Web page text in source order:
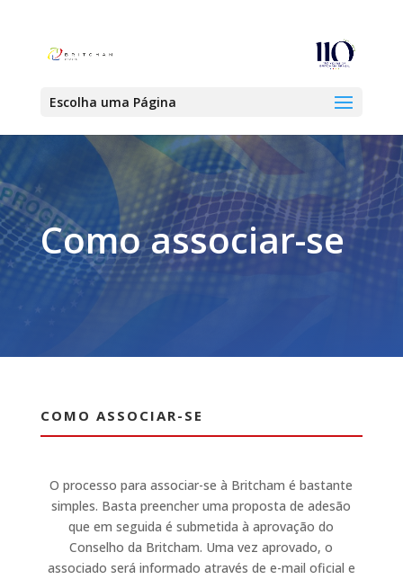
Escolha uma Página
Como associar-se
COMO ASSOCIAR-SE
O processo para associar-se à Britcham é bastante
simples. Basta preencher uma proposta de adesão
que em seguida é submetida à aprovação do
Conselho da Britcham. Uma vez aprovado, o
associado será informado através de e-mail oficial e